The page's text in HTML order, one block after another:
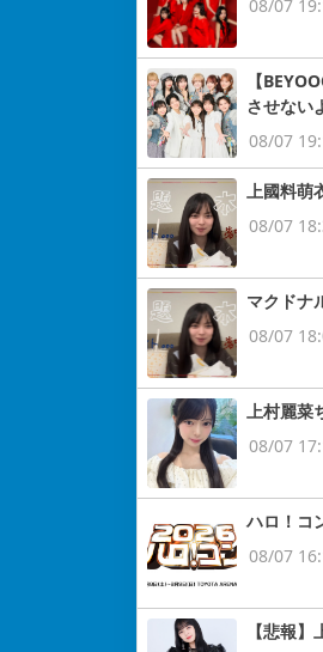
08/07
【
させない
08/07
上國料
08/07
マクドナ
08/07
上村麗
08/07
ハロ！コ
08/07
【悲報